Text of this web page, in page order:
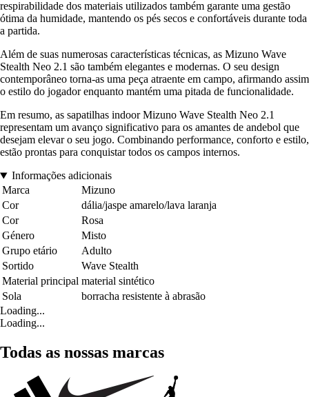
respirabilidade dos materiais utilizados também garante uma gestão
ótima da humidade, mantendo os pés secos e confortáveis durante toda
a partida.
Além de suas numerosas características técnicas, as Mizuno Wave
Stealth Neo 2.1 são também elegantes e modernas. O seu design
contemporâneo torna-as uma peça atraente em campo, afirmando assim
o estilo do jogador enquanto mantém uma pitada de funcionalidade.
Em resumo, as sapatilhas indoor Mizuno Wave Stealth Neo 2.1
representam um avanço significativo para os amantes de andebol que
desejam elevar o seu jogo. Combinando performance, conforto e estilo,
estão prontas para conquistar todos os campos internos.
Informações adicionais
Marca
Mizuno
Cor
dália/jaspe amarelo/lava laranja
Cor
Rosa
Género
Misto
Grupo etário
Adulto
Sortido
Wave Stealth
Material principal material sintético
Sola
borracha resistente à abrasão
Loading...
Loading...
Todas as nossas marcas